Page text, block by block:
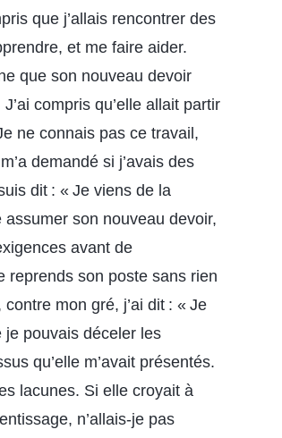
que j’allais rencontrer des
et me faire aider.
que son nouveau devoir
compris qu’elle allait partir
ne connais pas ce travail,
demandé si j’avais des
dit : « Je viens de la
son nouveau devoir,
avant de
reprends son poste sans rien
mon gré, j’ai dit : « Je
je pouvais déceler les
qu’elle m’avait présentés.
lacunes. Si elle croyait à
n’allais-je pas